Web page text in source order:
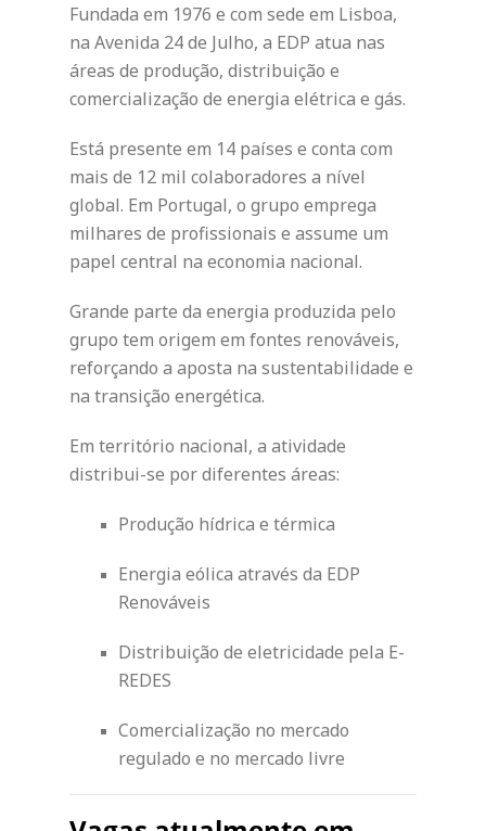
Fundada em 1976 e com sede em Lisboa,
na Avenida 24 de Julho, a EDP atua nas
áreas de produção, distribuição e
comercialização de energia elétrica e gás.
Está presente em 14 países e conta com
mais de 12 mil colaboradores a nível
global. Em Portugal, o grupo emprega
milhares de profissionais e assume um
papel central na economia nacional.
Grande parte da energia produzida pelo
grupo tem origem em fontes renováveis,
reforçando a aposta na sustentabilidade e
na transição energética.
Em território nacional, a atividade
distribui-se por diferentes áreas:
Produção hídrica e térmica
Energia eólica através da EDP
Renováveis
Distribuição de eletricidade pela E-
REDES
Comercialização no mercado
regulado e no mercado livre